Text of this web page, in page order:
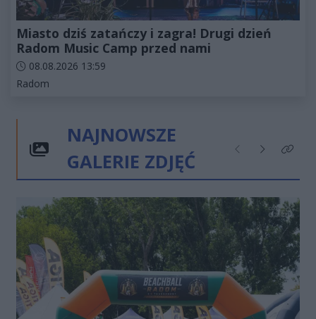
Miasto dziś zatańczy i zagra! Drugi dzień
Radom Music Camp przed nami
Data dodania artykułu:
08.08.2026 13:59
Kategorie artykułu:
Radom
NAJNOWSZE
GALERIE ZDJĘĆ
Poprzednie
NastępneKliknij